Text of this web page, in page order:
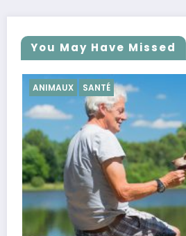
You May Have Missed
SANTÉ